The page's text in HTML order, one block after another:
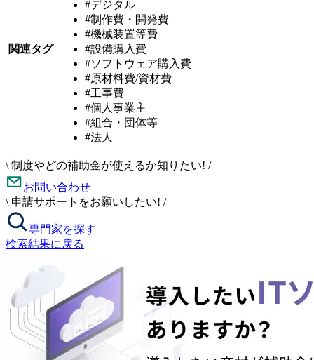
関連タグ
#デジタル
#制作費・開発費
#機械装置等費
#設備購入費
#ソフトウェア購入費
#原材料費/資材費
#工事費
#個人事業主
#組合・団体等
#法人
\ 制度やどの補助金が使えるか知りたい! /
お問い合わせ
\ 申請サポートをお願いしたい! /
専門家を探す
検索結果に戻る